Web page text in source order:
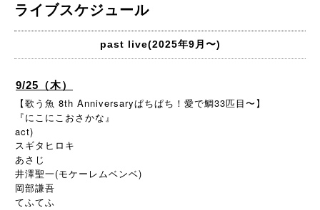
ライブスケジュール
past live(2025年9月〜)
9/25（木）
【歌う魚 8th Anniversaryぱちぱち！愛で鯛33匹目〜】
『にこにこおさかな』
act)
スギタヒロキ
あさじ
井澤聖一(モケーレムベンベ)
岡部謙吾
てふてふ